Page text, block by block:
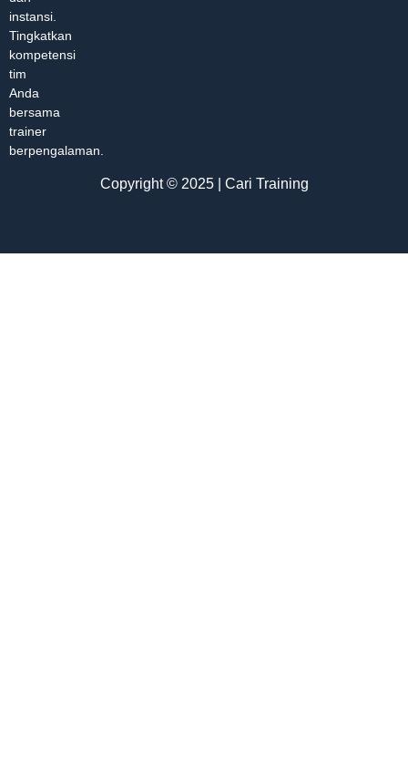
instansi.
Tingkatkan
kompetensi
tim
Anda
bersama
trainer
berpengalaman.
Copyright © 2025 | Cari Training